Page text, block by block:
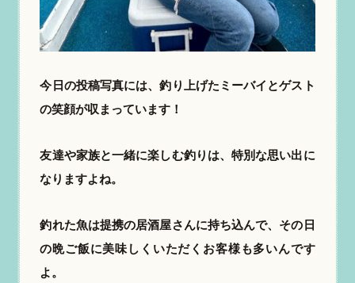
今日の投稿写真には、釣り上げたミーバイとゲスト
の笑顔が収まっています！
友達や家族と一緒に楽しむ釣りは、特別な思い出に
なりますよね。
釣れた魚は提携の居酒屋さんに持ち込んで、その日
の晩ご飯に美味しくいただくお客様も多いんです
よ。